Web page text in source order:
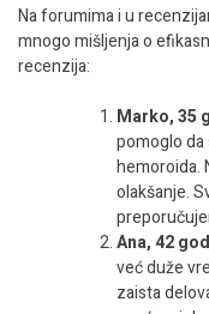
Na forumima i u
mnogo mišljenja o
recenzija:
Marko, 35
pomoglo
hemoroida.
olakšanje.
Ana, 42
već duže
zaista